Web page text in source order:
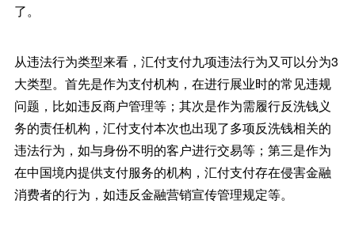
了。
从违法行为类型来看，汇付支付九项违法行为又可以分为3
大类型。首先是作为支付机构，在进行展业时的常见违规
问题，比如违反商户管理等；其次是作为需履行反洗钱义
务的责任机构，汇付支付本次也出现了多项反洗钱相关的
违法行为，如与身份不明的客户进行交易等；第三是作为
在中国境内提供支付服务的机构，汇付支付存在侵害金融
消费者的行为，如违反金融营销宣传管理规定等。